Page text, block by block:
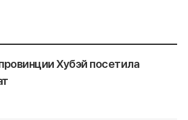
Хубэй посетила